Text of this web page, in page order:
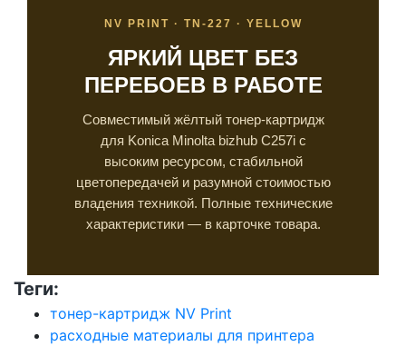
NV PRINT · TN-227 · YELLOW
ЯРКИЙ ЦВЕТ БЕЗ
ПЕРЕБОЕВ В РАБОТЕ
Совместимый жёлтый тонер-картридж
для Konica Minolta bizhub C257i с
высоким ресурсом, стабильной
цветопередачей и разумной стоимостью
владения техникой. Полные технические
характеристики — в карточке товара.
Теги:
тонер-картридж NV Print
расходные материалы для принтера